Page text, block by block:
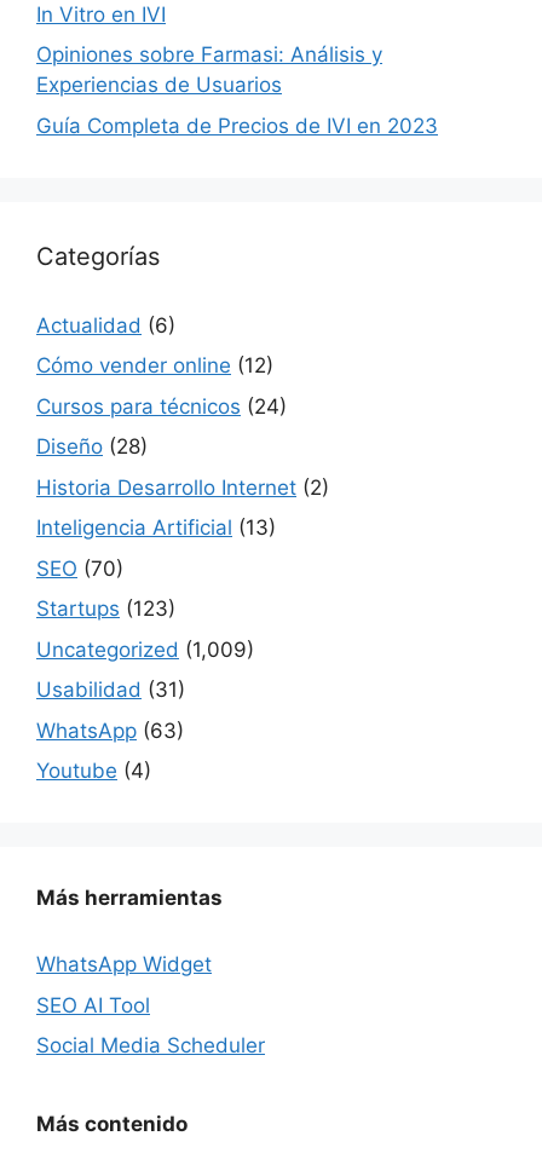
In Vitro en IVI
Opiniones sobre Farmasi: Análisis y
Experiencias de Usuarios
Guía Completa de Precios de IVI en 2023
Categorías
Actualidad (6)
Cómo vender online (12)
Cursos para técnicos (24)
Diseño (28)
Historia Desarrollo Internet (2)
Inteligencia Artificial (13)
SEO (70)
Startups (123)
Uncategorized (1,009)
Usabilidad (31)
WhatsApp (63)
Youtube (4)
Más herramientas
WhatsApp Widget
SEO AI Tool
Social Media Scheduler
Más contenido